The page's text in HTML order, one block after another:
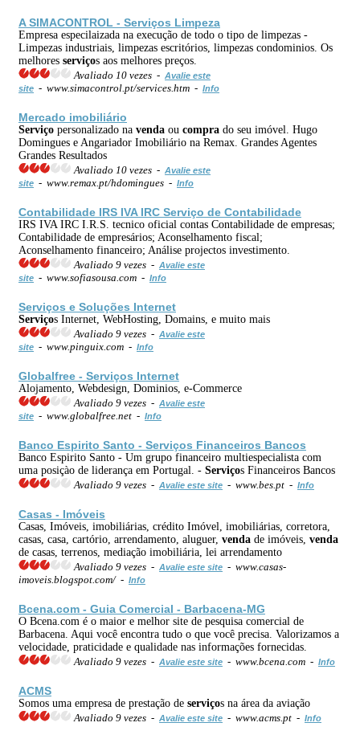
A SIMACONTROL - Serviços Limpeza
Empresa especilaizada na execução de todo o tipo de limpezas -
Limpezas industriais, limpezas escritórios, limpezas condominios. Os
melhores serviços aos melhores preços.
Avaliado 10 vezes - Avalie este
site - www.simacontrol.pt/services.htm - Info
Mercado imobiliário
Serviço personalizado na venda ou compra do seu imóvel. Hugo
Domingues e Angariador Imobiliário na Remax. Grandes Agentes
Grandes Resultados
Avaliado 10 vezes - Avalie este
site - www.remax.pt/hdomingues - Info
Contabilidade IRS IVA IRC Serviço de Contabilidade
IRS IVA IRC I.R.S. tecnico oficial contas Contabilidade de empresas;
Contabilidade de empresários; Aconselhamento fiscal;
Aconselhamento financeiro; Análise projectos investimento.
Avaliado 9 vezes - Avalie este
site - www.sofiasousa.com - Info
Serviços e Soluções Internet
Serviços Internet, WebHosting, Domains, e muito mais
Avaliado 9 vezes - Avalie este
site - www.pinguix.com - Info
Globalfree - Serviços Internet
Alojamento, Webdesign, Dominios, e-Commerce
Avaliado 9 vezes - Avalie este
site - www.globalfree.net - Info
Banco Espirito Santo - Serviços Financeiros Bancos
Banco Espirito Santo - Um grupo financeiro multiespecialista com
uma posiçào de liderança em Portugal. - Serviços Financeiros Bancos
Avaliado 9 vezes - Avalie este site - www.bes.pt - Info
Casas - Imóveis
Casas, Imóveis, imobiliárias, crédito Imóvel, imobiliárias, corretora,
casas, casa, cartório, arrendamento, aluguer, venda de imóveis, venda
de casas, terrenos, mediação imobiliária, lei arrendamento
Avaliado 9 vezes - Avalie este site - www.casas-
imoveis.blogspot.com/ - Info
Bcena.com - Guia Comercial - Barbacena-MG
O Bcena.com é o maior e melhor site de pesquisa comercial de
Barbacena. Aqui você encontra tudo o que você precisa. Valorizamos a
velocidade, praticidade e qualidade nas informações fornecidas.
Avaliado 9 vezes - Avalie este site - www.bcena.com - Info
ACMS
Somos uma empresa de prestação de serviços na área da aviação
Avaliado 9 vezes - Avalie este site - www.acms.pt - Info